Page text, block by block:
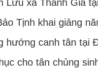
Lưu xá Thánh Gia
Tịnh khai giảng
canh tân tại
cho tân chủng